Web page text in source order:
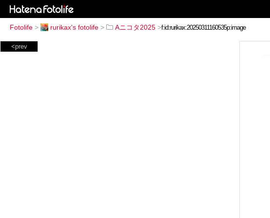
Fotolife > rurikax's fotolife > Aニコタ2025 >
<prev